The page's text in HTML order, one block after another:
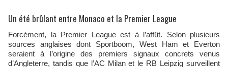
Un été brûlant entre Monaco et la Premier League
Forcément, la Premier League est à l’affût. Selon plusieurs
sources anglaises dont Sportboom, West Ham et Everton
seraient à l’origine des premiers signaux concrets venus
d’Angleterre, tandis que l’AC Milan et le RB Leipzig surveillent